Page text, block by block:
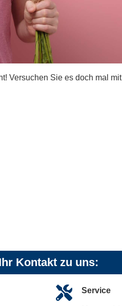
Versuchen Sie es doch mal mit
Kontakt zu uns:
Service